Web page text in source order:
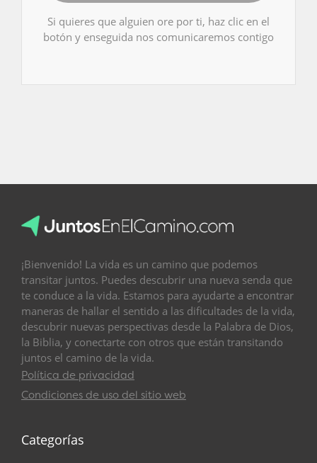
Si quieres que alguien ore por ti, haz clic en el
botón y enseguida nos comunicaremos contigo
¡Bienvenido! La vida es un camino que podemos
transitar juntos. Puedes descubrir una nueva senda que
te conduce a la vida. Estamos para ayudarte a encontrar
maneras de hallar el sentido a las dificultades de la vida,
descubrir nuevas perspectivas desde la Palabra de Dios,
la Biblia, y conectarte con otros que están transitando
juntos el camino de la vida.
Política de privacidad
Condiciones de uso del sitio web
Categorías